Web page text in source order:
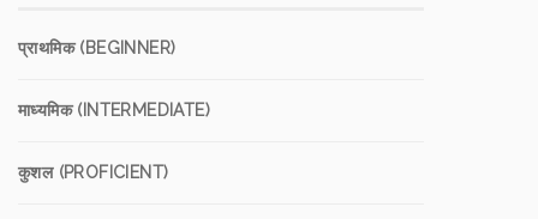
प्राथमिक (BEGINNER)
माध्यमिक (INTERMEDIATE)
कुशल (PROFICIENT)